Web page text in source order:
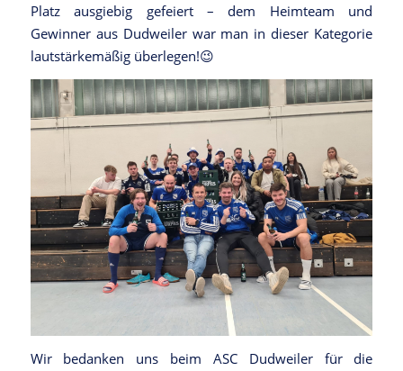
Platz ausgiebig gefeiert – dem Heimteam und
Gewinner aus Dudweiler war man in dieser Kategorie
lautstärkemäßig überlegen!😉
Wir bedanken uns beim ASC Dudweiler für die